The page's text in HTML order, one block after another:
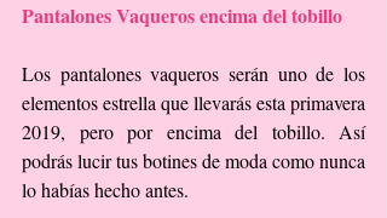
Pantalones Vaqueros encima del tobillo
Los pantalones vaqueros serán uno de los
elementos estrella que llevarás esta primavera
2019, pero por encima del tobillo. Así
podrás lucir tus botines de moda como nunca
lo habías hecho antes.